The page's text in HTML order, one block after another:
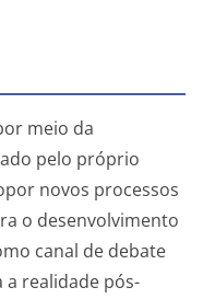
meio da
pelo próprio
novos processos
o desenvolvimento
canal de debate
a realidade pós-